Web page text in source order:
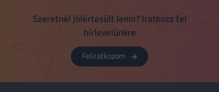
Szeretnél jólértesült lenni? Iratkozz fel
hírlevelünkre
Feliratkozom